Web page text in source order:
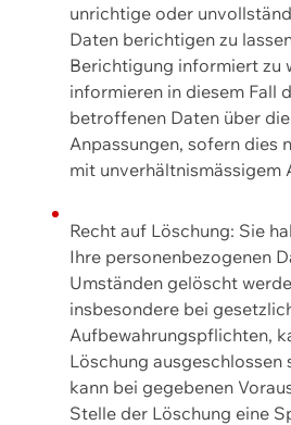
unrichtige oder
Daten berichtigen zu
Berichtigung informiert zu
informieren in diesem Fall
betroffenen Daten über
Anpassungen, sofern dies
mit unverhältnismässigem
Recht auf Löschung: Sie
Ihre personenbezogenen
Umständen gelöscht
insbesondere bei
Aufbewahrungspflichten,
Löschung ausgeschlossen
kann bei gegebenen
Stelle der Löschung eine